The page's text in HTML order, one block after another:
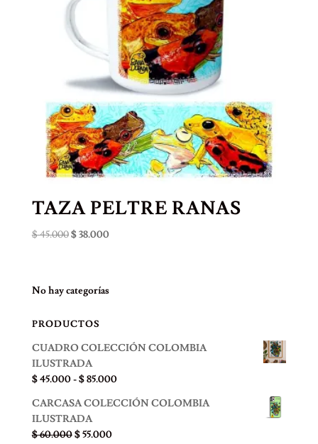
TAZA PELTRE RANAS
$45.000El
$ 45.000.
$38.000El
No hay categorías
PRODUCTOS
CUADRO COLECCIÓN COLOMBIA
ILUSTRADA
$45.000-$85.000Rango
precios:
CARCASA COLECCIÓN COLOMBIA
ILUSTRADA
$60.000El
$55.000El